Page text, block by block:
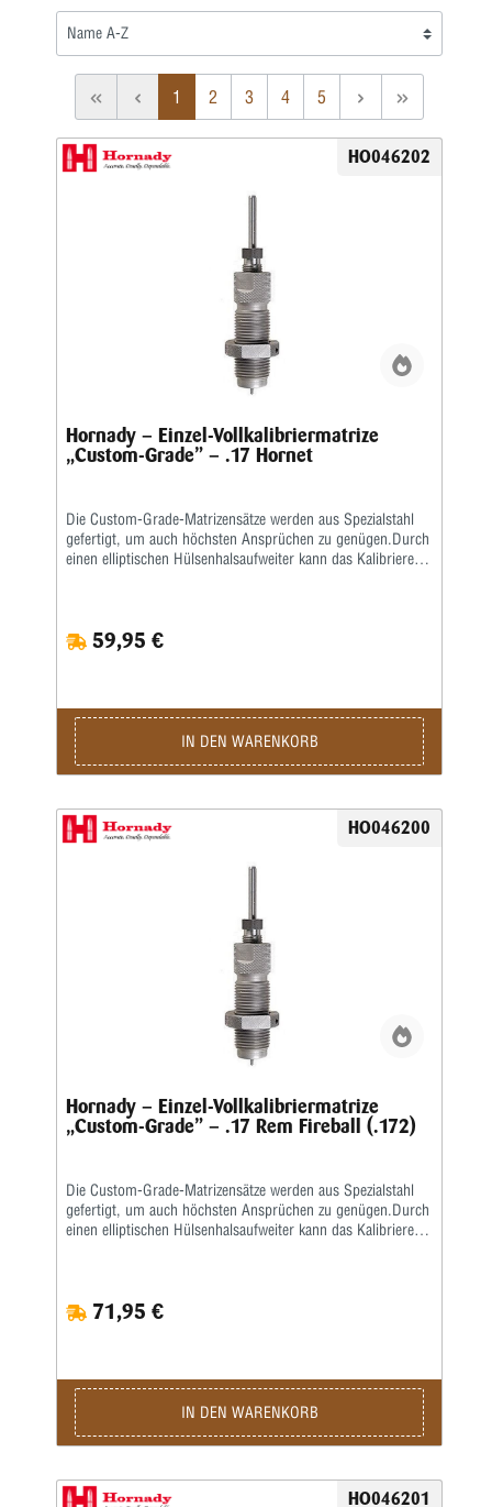
1 2 3 4 5
HO046202
Hornady – Einzel-Vollkalibriermatrize
„Custom-Grade” – .17 Hornet
Die Custom-Grade-Matrizensätze werden aus Spezialstahl
gefertigt, um auch höchsten Ansprüchen zu genügen.Durch
einen elliptischen Hülsenhalsaufweiter kann das Kalibrieren
59,95 €
IN DEN WARENKORB
HO046200
Hornady – Einzel-Vollkalibriermatrize
„Custom-Grade” – .17 Rem Fireball (.172)
Die Custom-Grade-Matrizensätze werden aus Spezialstahl
gefertigt, um auch höchsten Ansprüchen zu genügen.Durch
einen elliptischen Hülsenhalsaufweiter kann das Kalibrieren
71,95 €
IN DEN WARENKORB
HO046201